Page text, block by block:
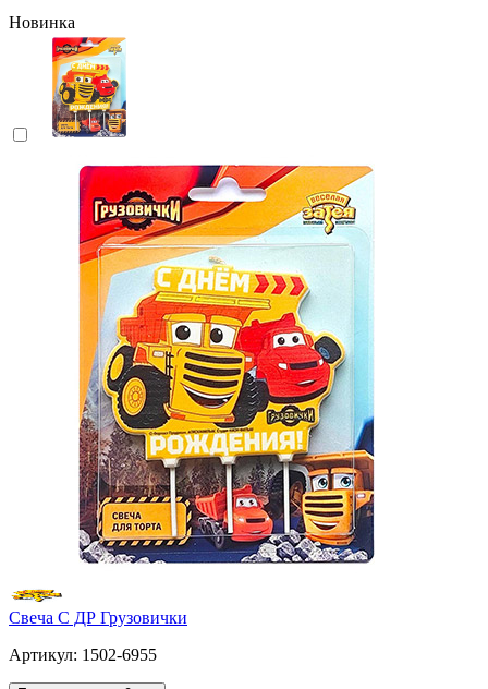
Новинка
Свеча С ДР Грузовички
Артикул: 1502-6955